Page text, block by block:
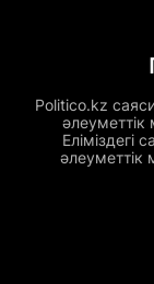
Politico.kz
әлеуметтік
әлеуметтік